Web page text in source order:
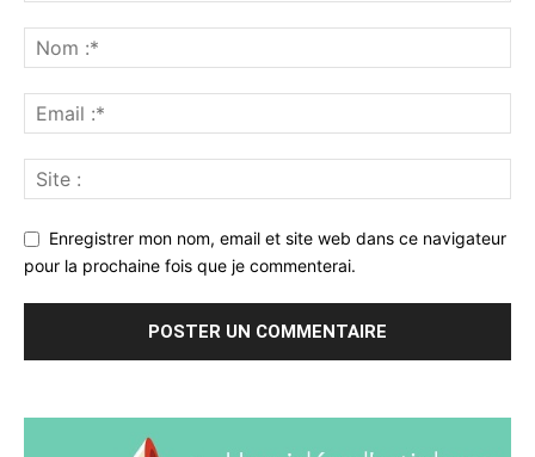
Enregistrer mon nom, email et site web dans ce navigateur
pour la prochaine fois que je commenterai.